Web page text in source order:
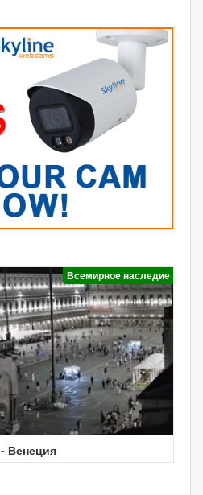
Всемирное наследие
Венеция